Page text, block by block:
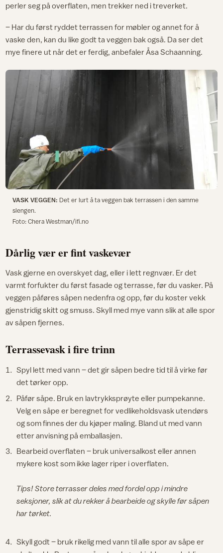
perler seg på overflaten, men trekker ned i treverket.
– Har du først ryddet terrassen for møbler og annet for å
vaske den, kan du like godt ta veggen bak også. Da ser det
mye finere ut når det er ferdig, anbefaler Åsa Schaanning.
VASK VEGGEN: Det er lurt å ta veggen bak terrassen i den samme
slengen.
Foto: Chera Westman/ifi.no
Dårlig vær er fint vaskevær
Vask gjerne en overskyet dag, eller i lett regnvær. Er det
varmt forfukter du først fasade og terrasse, før du vasker. På
veggen påføres såpen nedenfra og opp, før du koster vekk
gjenstridig skitt og smuss. Skyll med mye vann slik at alle spor
av såpen fjernes.
Terrassevask i fire trinn
Spyl lett med vann – det gir såpen bedre tid til å virke før
det tørker opp.
Påfør såpe. Bruk en lavtrykksprøyte eller pumpekanne.
Velg en såpe er beregnet for vedlikeholdsvask utendørs
og som finnes der du kjøper maling. Bland ut med vann
etter anvisning på emballasjen.
Bearbeid overflaten – bruk universalkost eller annen
mykere kost som ikke lager riper i overflaten.
Tips! Store terrasser deles med fordel opp i mindre
seksjoner, slik at du rekker å bearbeide og skylle før såpen
har tørket.
Skyll godt – bruk rikelig med vann til alle spor av såpe er